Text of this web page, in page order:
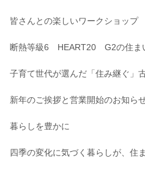
皆さんとの楽しいワークショップ
断熱等級6 HEART20 G2の住ま
子育て世代が選んだ「住み継ぐ」
新年のご挨拶と営業開始のお知ら
暮らしを豊かに
四季の変化に気づく暮らしが、住